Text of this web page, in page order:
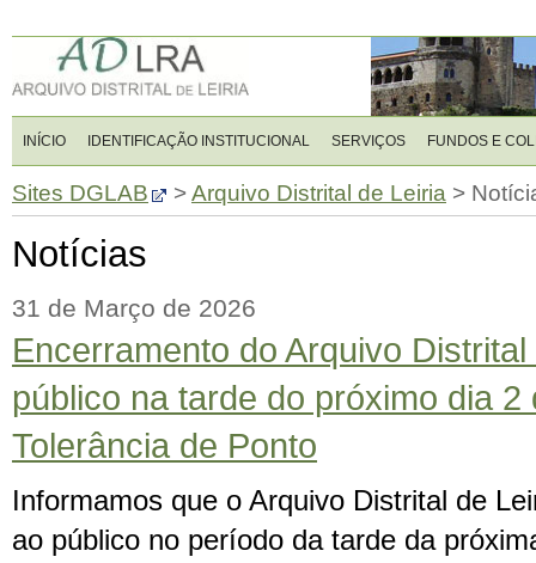
INÍCIO IDENTIFICAÇÃO INSTITUCIONAL SERVIÇOS FUNDOS E
Sites DGLAB >Arquivo Distrital de Leiria >
Notícias
31 de Março de 2026
Encerramento do Arquivo
público na tarde do próximo dia 2
Tolerância de Ponto
Informamos que o Arquivo Distrital de
ao público no período da tarde da